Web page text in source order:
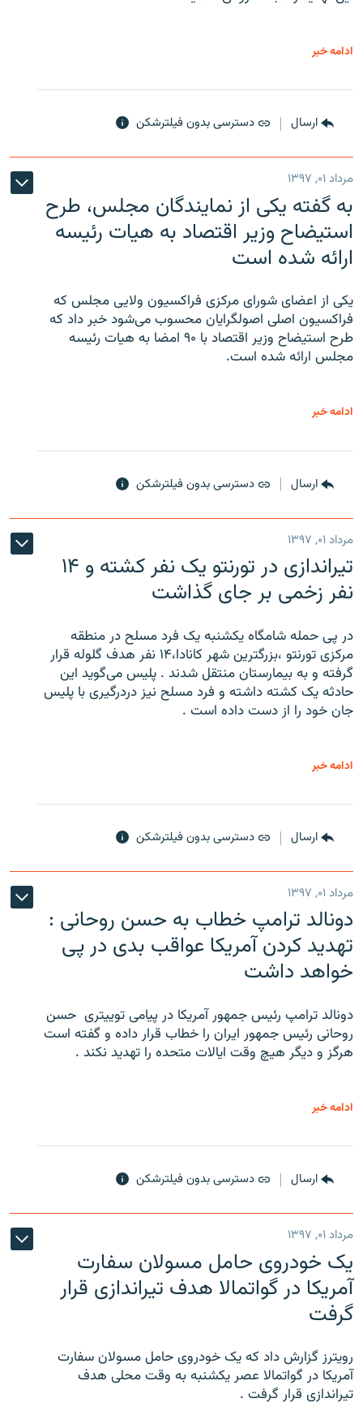
ادامه خبر
ارسال دسترسی بدون فیلترشکن
مرداد ۰۱, ۱۳۹۷
به گفته یکی از نمایندگان مجلس، طرح
استیضاح وزیر اقتصاد به هیات رئیسه
ارائه شده است
یکی از اعضای شورای مرکزی فراکسیون ولایی مجلس که
فراکسیون اصلی اصولگرایان محسوب می‌شود خبر داد که
طرح استیضاح وزیر اقتصاد با ۹۰ امضا به هیات رئیسه
مجلس ارائه شده است.
ادامه خبر
ارسال دسترسی بدون فیلترشکن
مرداد ۰۱, ۱۳۹۷
تیراندازی در تورنتو یک نفر کشته و ۱۴
نفر زخمی بر جای گذاشت
در پی حمله شامگاه یکشنبه یک فرد مسلح در منطقه
مرکزی تورنتو ،‌بزرگترین شهر کانادا،۱۴ نفر هدف گلوله قرار
گرفته و به بیمارستان منتقل شدند . پلیس می‌گوید این
حادثه یک کشته داشته و فرد مسلح نیز دردرگیری با پلیس
جان خود را از دست داده است .
ادامه خبر
ارسال دسترسی بدون فیلترشکن
مرداد ۰۱, ۱۳۹۷
دونالد ترامپ خطاب به حسن روحانی :
تهدید کردن آمریکا عواقب بدی در پی
خواهد داشت
دونالد ترامپ رئیس جمهور آمریکا در پیامی توییتری ‌ حسن
روحانی رئیس جمهور ایران را خطاب قرار داده و گفته است
هرگز و دیگر هیچ وقت ایالات متحده را تهدید نکند .
ادامه خبر
ارسال دسترسی بدون فیلترشکن
مرداد ۰۱, ۱۳۹۷
یک خودروی حامل مسولان سفارت
آمریکا در گواتمالا هدف تیراندازی قرار
گرفت
رویترز گزارش داد که یک خودروی حامل مسولان سفارت
آمریکا در گواتمالا عصر یکشنبه به وقت محلی هدف
تیراندازی قرار گرفت .